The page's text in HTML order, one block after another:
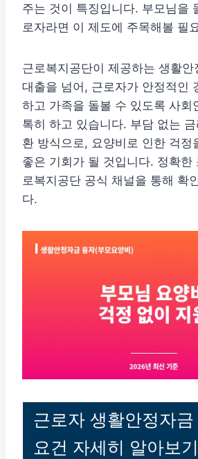
주는 것이 특징입니다. 부모님을
로자라면 이 제도에 주목해볼 필
근로복지공단이 제공하는 생활안
대출을 넘어, 근로자가 안정적인
하고 가족을 돌볼 수 있도록 사회
톡히 하고 있습니다. 부담 없는
환 방식으로, 요양비로 인한 걱정
좋은 기회가 될 것입니다. 정확한
로복지공단 공식 채널을 통해 확
다.
근로자 생활안정자금
요건 자세히 알아보기